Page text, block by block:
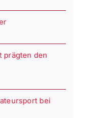
prägten den
bei